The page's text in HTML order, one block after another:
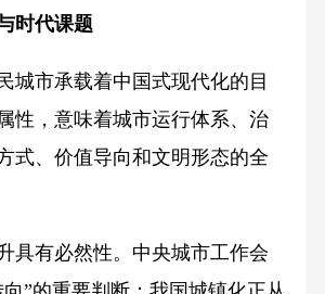
时代课题
市承载着中国式现代化的目
性，意味着城市运行体系、治
式、价值导向和文明形态的全
有必然性。中央城市工作会